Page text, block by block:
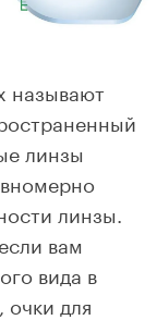
называют
линзы
линзы.
вам
вида в
для